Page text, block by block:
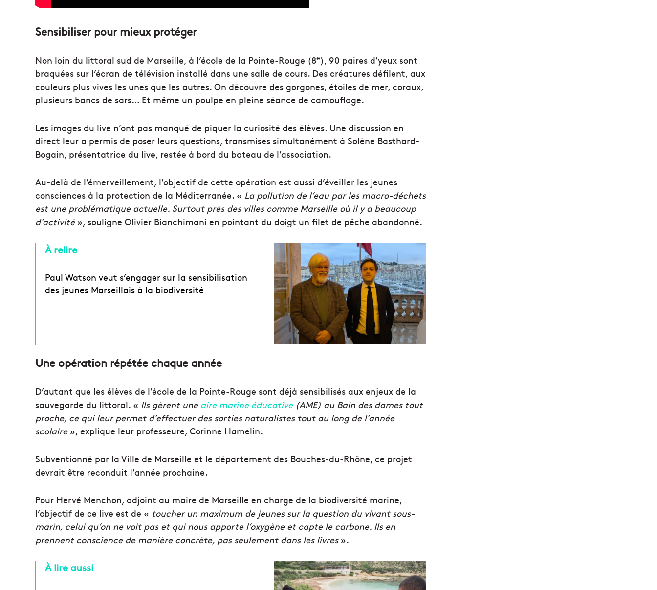
Sensibiliser pour mieux protéger
Non loin du littoral sud de Marseille, à l’école de la Pointe-Rouge (8e), 90 paires d’yeux sont
braquées sur l’écran de télévision installé dans une salle de cours. Des créatures défilent, aux
couleurs plus vives les unes que les autres. On découvre des gorgones, étoiles de mer, coraux,
plusieurs bancs de sars… Et même un poulpe en pleine séance de camouflage.
Les images du live n’ont pas manqué de piquer la curiosité des élèves. Une discussion en
direct leur a permis de poser leurs questions, transmises simultanément à Solène Basthard-
Bogain, présentatrice du live, restée à bord du bateau de l’association.
Au-delà de l’émerveillement, l’objectif de cette opération est aussi d’éveiller les jeunes
consciences à la protection de la Méditerranée. « La pollution de l’eau par les macro-déchets
est une problématique actuelle. Surtout près des villes comme Marseille où il y a beaucoup
d’activité», souligne Olivier Bianchimani en pointant du doigt un filet de pêche abandonné.
À relire
Paul Watson veut s’engager sur la sensibilisation
des jeunes Marseillais à la biodiversité
Une opération répétée chaque année
D’autant que les élèves de l’école de la Pointe-Rouge sont déjà sensibilisés aux enjeux de la
sauvegarde du littoral. « Ils gèrent une aire marine éducative (AME) au Bain des dames tout
proche, ce qui leur permet d’effectuer des sorties naturalistes tout au long de l’année
scolaire», explique leur professeure, Corinne Hamelin.
Subventionné par la Ville de Marseille et le département des Bouches-du-Rhône, ce projet
devrait être reconduit l’année prochaine.
Pour Hervé Menchon, adjoint au maire de Marseille en charge de la biodiversité marine,
l’objectif de ce live est de « toucher un maximum de jeunes sur la question du vivant sous-
marin, celui qu’on ne voit pas et qui nous apporte l’oxygène et capte le carbone. Ils en
prennent conscience de manière concrète, pas seulement dans les livres».
À lire aussi